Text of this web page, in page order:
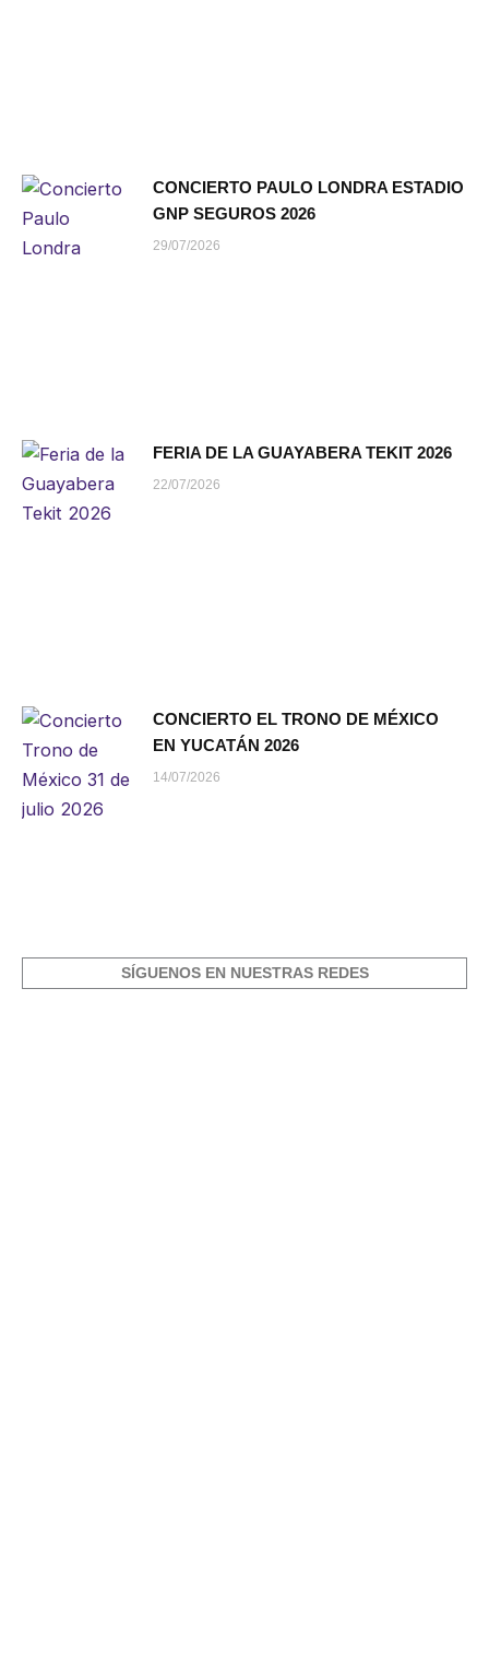
CONCIERTO PAULO LONDRA ESTADIO
GNP SEGUROS 2026
29/07/2026
FERIA DE LA GUAYABERA TEKIT 2026
22/07/2026
CONCIERTO EL TRONO DE MÉXICO
EN YUCATÁN 2026
14/07/2026
SÍGUENOS EN NUESTRAS REDES